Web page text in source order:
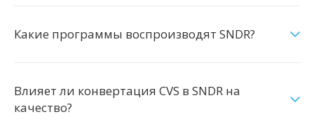
Какие программы воспроизводят SNDR?
Влияет ли конвертация CVS в SNDR на
качество?